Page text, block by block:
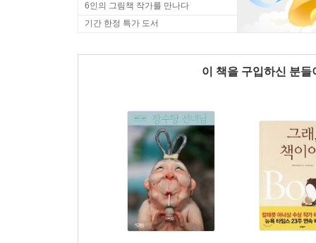
6인의 그림책 작가를 만나다
기간 한정 특가 도서
이 책을 구입하신 분